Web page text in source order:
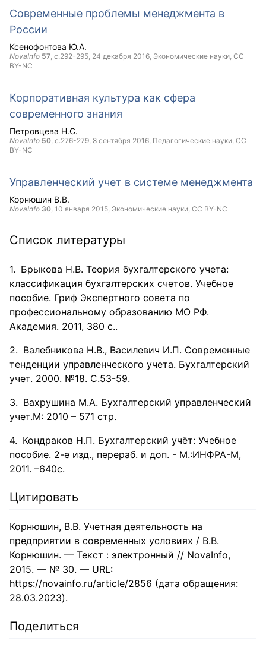
Современные проблемы менеджмента в
России
Ксенофонтова Ю.А.
NovaInfo 57 , с.292-295, 24 декабря 2016 , Экономические науки, CC
BY-NC
Корпоративная культура как сфера
современного знания
Петровцева Н.С.
NovaInfo 50 , с.276-279, 8 сентября 2016 , Педагогические науки, CC
BY-NC
Управленческий учет в системе менеджмента
Корнюшин В.В.
NovaInfo 30 10 января 2015 , Экономические науки, CC BY-NC
Список литературы
​ Брыкова Н.В. Теория бухгалтерского учета:
классификация бухгалтерских счетов. Учебное
пособие. Гриф Экспертного совета по
профессиональному образованию МО РФ.
Академия. 2011, 380 с..
​ Валебникова Н.В., Василевич И.П. Современные
тенденции управленческого учета. Бухгалтерский
учет. 2000. №18. С.53-59.
​ Вахрушина М.А. Бухгалтерский управленческий
учет.М: 2010 – 571 стр.
​ Кондраков Н.П. Бухгалтерский учёт: Учебное
пособие. 2-е изд., перераб. и доп. - М.:ИНФРА-М,
2011. –640с.
Цитировать
Корнюшин, В.В. Учетная деятельность на
предприятии в современных условиях / В.В.
Корнюшин. — Текст : электронный // NovaInfo,
2015. — № 30. — URL:
https://novainfo.ru/article/2856 (дата обращения:
28.03.2023).
Поделиться